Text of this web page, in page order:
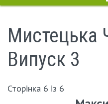
Мистецька
Випуск 3
Сторінка 6 із 6